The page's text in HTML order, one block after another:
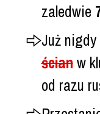
zaledwie
Już
ścianw
od razu